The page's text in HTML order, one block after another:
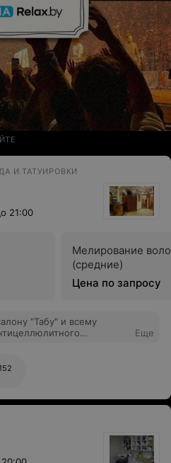
И ТАТУИРОВКИ
21:00
Мелирование
(средние)
Цена по запросу
"Табу" и всему
очень довольна.
Еще